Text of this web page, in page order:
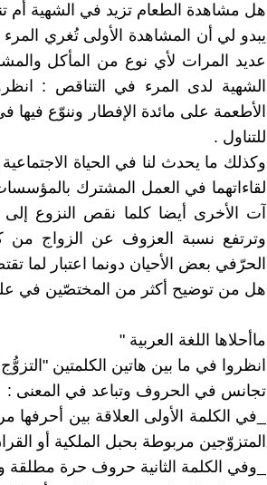
هل مشاهدة الطعام تزيد في الشهية أم
يبدو لي أن المشاهدة الأولى تُغري المرء
عديد المرات لأي نوع من المأكل
الشهية لدى المرء في التناقص :
الأطعمة على مائدة الإفطار وننوّع فيها
للتناول .
وكذلك ما يحدث لنا في الحياة
لقاءاتهما في العمل المشترك
آت الأخرى أيضا كلما نقص النزوع إلى
وترتفع نسبة العزوف عن الزواج من
الحرّفي بعض الأحيان دونما اعتبار لما
هل من توضيح أكثر من المختصّين في علم
ماأحلاها اللغة العربية "
انظروا في ما بين هاتين الكلمتين
تجانس في الحروف وتباعد في المعنى :
_في الكلمة الأولى العلاقة بين
المتزوّجين مربوطة بحبل الملكية أو
_وفي الكلمة الثانية حروف حرة مطلقة